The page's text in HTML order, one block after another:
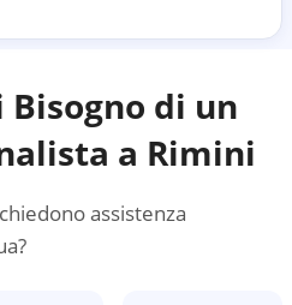
Bisogno di un
a Rimini
assistenza